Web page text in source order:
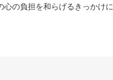
心の負担を和らげるきっかけ